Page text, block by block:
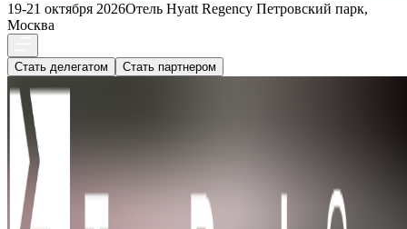
19-21 октября 2026Отель Hyatt Regency Петровский парк,
Москва
Стать делегатом Стать партнером